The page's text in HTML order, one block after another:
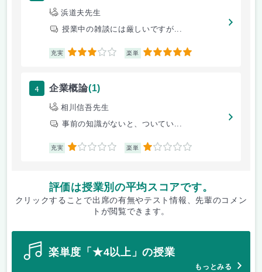
浜道夫先生
授業中の雑談には厳しいですが...
充実 3 楽単 5
4 企業概論(1)
相川信吾先生
事前の知識がないと、ついてい...
充実 1 楽単 1
評価は授業別の平均スコアです。
クリックすることで出席の有無やテスト情報、先輩のコメン
トが閲覧できます。
楽単度「★4以上」の授業
もっとみる